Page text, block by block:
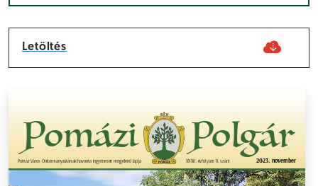
Letöltés